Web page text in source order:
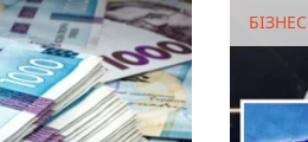
БІЗНЕС